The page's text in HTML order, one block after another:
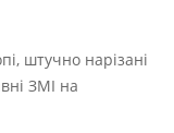
штучно нарізані
ЗМІ на